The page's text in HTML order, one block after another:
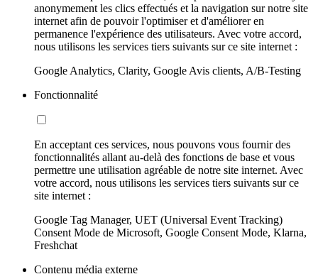
anonymement les clics effectués et la navigation sur notre site
internet afin de pouvoir l'optimiser et d'améliorer en
permanence l'expérience des utilisateurs. Avec votre accord,
nous utilisons les services tiers suivants sur ce site internet :
Google Analytics, Clarity, Google Avis clients, A/B-Testing
Fonctionnalité
En acceptant ces services, nous pouvons vous fournir des
fonctionnalités allant au-delà des fonctions de base et vous
permettre une utilisation agréable de notre site internet. Avec
votre accord, nous utilisons les services tiers suivants sur ce
site internet :
Google Tag Manager, UET (Universal Event Tracking)
Consent Mode de Microsoft, Google Consent Mode, Klarna,
Freshchat
Contenu média externe